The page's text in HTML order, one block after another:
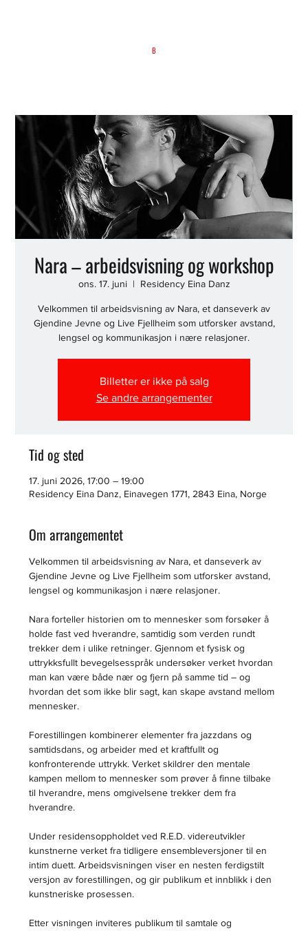
B
Nara – arbeidsvisning og workshop
ons. 17. juni
  |
Residency Eina Danz
Velkommen til arbeidsvisning av Nara, et danseverk av
Gjendine Jevne og Live Fjellheim som utforsker avstand,
lengsel og kommunikasjon i nære relasjoner.
Billetter er ikke på salg
Se andre arrangementer
Tid og sted
17. juni 2026, 17:00 – 19:00
Residency Eina Danz, Einavegen 1771, 2843 Eina, Norge
Om arrangementet
Velkommen til arbeidsvisning av Nara, et danseverk av
Gjendine Jevne og Live Fjellheim som utforsker avstand,
lengsel og kommunikasjon i nære relasjoner.
Nara forteller historien om to mennesker som forsøker å
holde fast ved hverandre, samtidig som verden rundt
trekker dem i ulike retninger. Gjennom et fysisk og
uttrykksfullt bevegelsesspråk undersøker verket hvordan
man kan være både nær og fjern på samme tid – og
hvordan det som ikke blir sagt, kan skape avstand mellom
mennesker.
Forestillingen kombinerer elementer fra jazzdans og
samtidsdans, og arbeider med et kraftfullt og
konfronterende uttrykk. Verket skildrer den mentale
kampen mellom to mennesker som prøver å finne tilbake
til hverandre, mens omgivelsene trekker dem fra
hverandre.
Under residensoppholdet ved R.E.D. videreutvikler
kunstnerne verket fra tidligere ensembleversjoner til en
intim duett. Arbeidsvisningen viser en nesten ferdigstilt
versjon av forestillingen, og gir publikum et innblikk i den
kunstneriske prosessen.
Etter visningen inviteres publikum til samtale og